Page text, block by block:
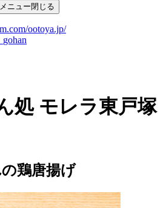
ニュー閉じる
ootoya.jp/
処 モレラ東戸塚
鶏唐揚げ